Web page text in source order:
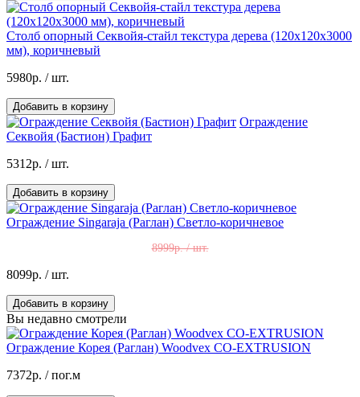
Столб опорный Секвойя-стайл текстура дерева (120х120х3000
мм), коричневый
5980р. / шт.
Добавить в корзину
Ограждение
Секвойя (Бастион) Графит
5312р. / шт.
Добавить в корзину
Ограждение Singaraja (Раглан) Светло-коричневое
8999р. / шт.
8099р. / шт.
Добавить в корзину
Вы недавно смотрели
Ограждение Корея (Раглан) Woodvex CO-EXTRUSION
7372р. / пог.м